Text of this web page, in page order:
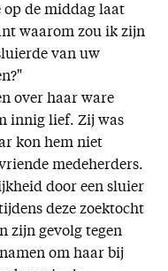
op de middag laat
waarom zou ik zijn
van uw
over haar ware
innig lief. Zij was
kon hem niet
medeherders.
door een sluier
deze zoektocht
zijn gevolg tegen
om haar bij